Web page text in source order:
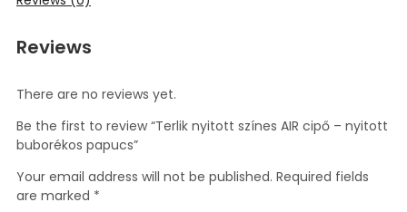
Reviews
There are no reviews yet.
Be the first to review “Terlik nyitott színes AIR cipő – nyitott
buborékos papucs”
Your email address will not be published. Required fields
are marked *